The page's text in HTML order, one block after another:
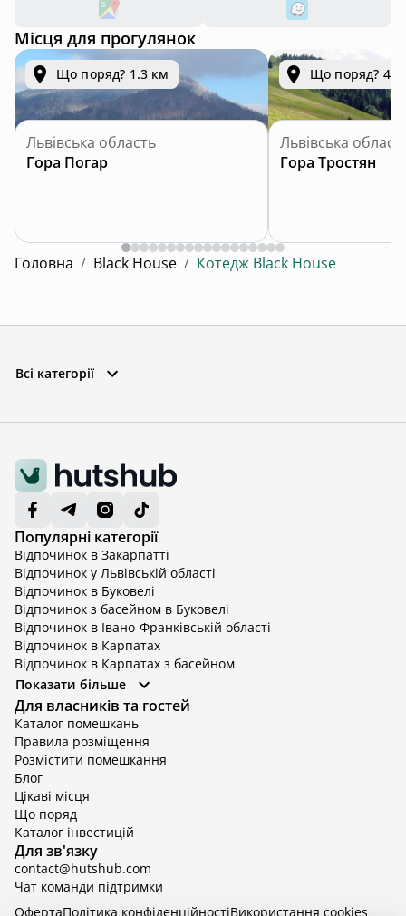
Місця для прогулянок
Що поряд? 1.3 км
Львівська область
Гора Погар
Що поряд? 4.8
Львівська
Гора Тростян
Головна / Black House / Котедж Black House
Всі категорії
Популярні категорії
Відпочинок в Закарпатті
Відпочинок у Львівській області
Відпочинок в Буковелі
Відпочинок з басейном в Буковелі
Відпочинок в Івано-Франківській області
Відпочинок в Карпатах
Відпочинок в Карпатах з басейном
Відпочинок в Київській області
Відпочинок в Київській області з басейном
Відпочинок в Тернопільській області
Відпочинок у Вінницькій області
Відпочинок в Яремче
Відпочинок у Львівській області з басейном
Відпочинок з басейном в Тернопільській області
Показати більше
Для власників та гостей
Каталог помешкань
Правила розміщення
Розмістити помешкання
Блог
Цікаві місця
Що поряд
Каталог інвестицій
Для зв'язку
contact@hutshub.com
Чат команди підтримки
ОфертаПолітика конфіденційностіBикористання cookies